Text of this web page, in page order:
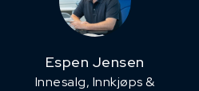
Espen Jensen
Innesalg, ​Innkjøps &